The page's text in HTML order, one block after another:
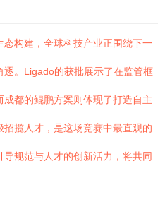
态构建，全球科技产业正围绕下一
。Ligado的获批展示了在监管框
都的鲲鹏方案则体现了打造自主
揽人才，是这场竞赛中最直观的
规范与人才的创新活力，将共同